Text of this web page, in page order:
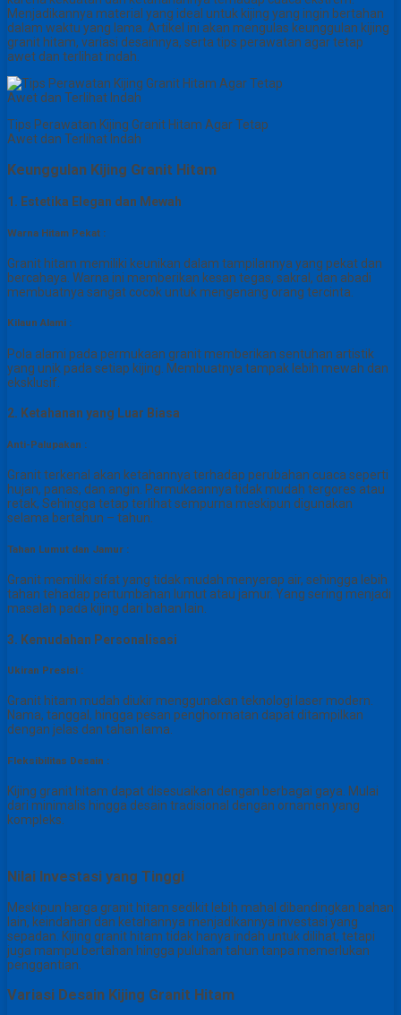
Menjadikannya material yang ideal untuk kijing yang ingin bertahan
dalam waktu yang lama. Artikel ini akan mengulas keunggulan kijing
granit hitam, variasi desainnya, serta tips perawatan agar tetap
awet dan terlihat indah.
Tips Perawatan Kijing Granit Hitam Agar Tetap
Awet dan Terlihat Indah
Keunggulan Kijing Granit Hitam
1. Estetika Elegan dan Mewah
Warna Hitam Pekat :
Granit hitam memiliki keunikan dalam tampilannya yang pekat dan
bercahaya. Warna ini memberikan kesan tegas, sakral, dan abadi
membuatnya sangat cocok untuk mengenang orang tercinta.
Kilaun Alami :
Pola alami pada permukaan granit memberikan sentuhan artistik
yang unik pada setiap kijing. Membuatnya tampak lebih mewah dan
eksklusif.
2. Ketahanan yang Luar Biasa
Anti-Palupakan :
Granit terkenal akan ketahannya terhadap perubahan cuaca seperti
hujan, panas, dan angin. Permukaannya tidak mudah tergores atau
retak, Sehingga tetap terlihat sempurna meskipun digunakan
selama bertahun – tahun.
Tahan Lumut dan Jamur :
Granit memiliki sifat yang tidak mudah menyerap air, sehingga lebih
tahan tehadap pertumbahan lumut atau jamur. Yang sering menjadi
masalah pada kijing dari bahan lain.
3. Kemudahan Personalisasi
Ukiran Presisi :
Granit hitam mudah diukir menggunakan teknologi laser modern.
Nama, tanggal, hingga pesan penghormatan dapat ditampilkan
dengan jelas dan tahan lama.
Fleksibilitas Desain :
Kijing granit hitam dapat disesuaikan dengan berbagai gaya. Mulai
dari minimalis hingga desain tradisional dengan ornamen yang
kompleks.
Nilai Investasi yang Tinggi
Meskipun harga granit hitam sedikit lebih mahal dibandingkan bahan
lain, keindahan dan ketahannya menjadikannya investasi yang
sepadan. Kijing granit hitam tidak hanya indah untuk dilihat, tetapi
juga mampu bertahan hingga puluhan tahun tanpa memerlukan
penggantian.
Variasi Desain Kijing Granit Hitam